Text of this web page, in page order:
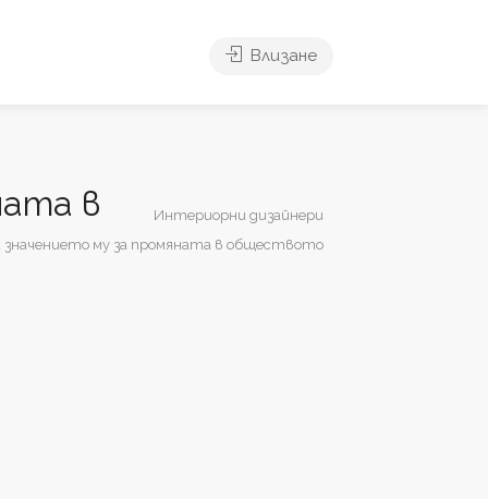
Влизане
в
Интериорни дизайнери
значението му за промяната в обществото